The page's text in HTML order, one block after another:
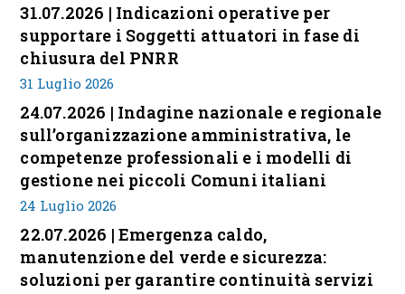
31.07.2026 | Indicazioni operative per
supportare i Soggetti attuatori in fase di
chiusura del PNRR
31 Luglio 2026
24.07.2026 | Indagine nazionale e regionale
sull’organizzazione amministrativa, le
competenze professionali e i modelli di
gestione nei piccoli Comuni italiani
24 Luglio 2026
22.07.2026 | Emergenza caldo,
manutenzione del verde e sicurezza:
soluzioni per garantire continuità servizi